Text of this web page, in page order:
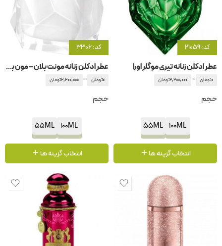
کد: 21059
عطر ادکلن زنانه تیری موگلر اورا
0تومان –
2,200,000تومان
حجم
100ML
55ML
انتخاب گزینه ها
کد: 3306
عطر ادکلن زنانه مونت بلان – مون بلان سیگنیچر
0تومان –
2,200,000تومان
حجم
100ML
55ML
انتخاب گزینه ها